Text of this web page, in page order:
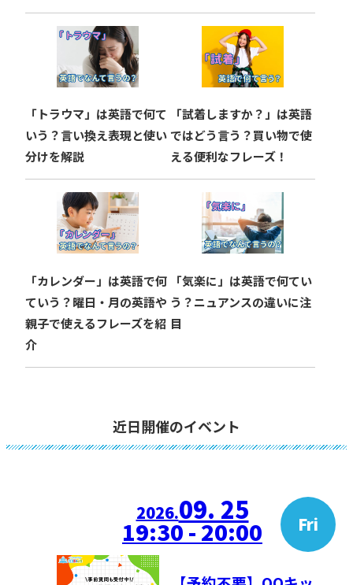
「トラウマ」は英語で何て
いう？言い換え表現と使い
分けを解説
「試着しますか？」は英語
ではどう言う？買い物で使
える便利なフレーズ！
「カレンダー」は英語で何
ていう？曜日・月の英語や
親子で使えるフレーズを紹
介
「気楽に」は英語で何てい
う？ニュアンスの違いに注
目
近日開催のイベント
2026.09. 25 Fri
19:30 - 20:00